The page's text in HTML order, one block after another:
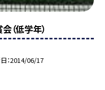
（低学年）
2014/06/17